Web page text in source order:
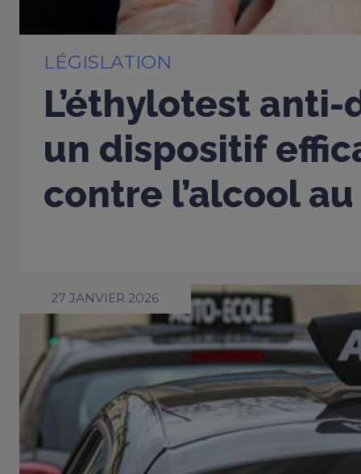
LÉGISLATION
L’éthylotest
un dispositif
contre l’alcool
27 JANVIER 2026